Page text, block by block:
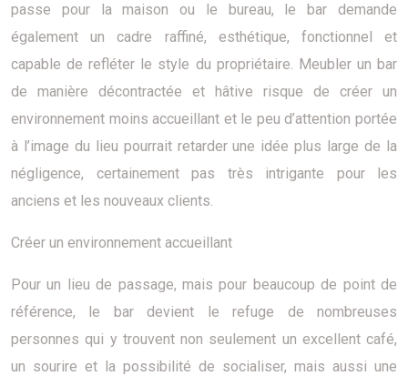
passe pour la maison ou le bureau, le bar demande
également un cadre raffiné, esthétique, fonctionnel et
capable de refléter le style du propriétaire. Meubler un bar
de manière décontractée et hâtive risque de créer un
environnement moins accueillant et le peu d’attention portée
à l’image du lieu pourrait retarder une idée plus large de la
négligence, certainement pas très intrigante pour les
anciens et les nouveaux clients.
Créer un environnement accueillant
Pour un lieu de passage, mais pour beaucoup de point de
référence, le bar devient le refuge de nombreuses
personnes qui y trouvent non seulement un excellent café,
un sourire et la possibilité de socialiser, mais aussi une